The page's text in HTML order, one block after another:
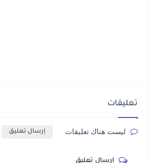
تعليقات
ليست هناك تعليقات إرسال تعليق
إرسال تعليق